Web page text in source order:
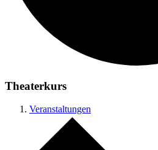
Theaterkurs
Veranstaltungen